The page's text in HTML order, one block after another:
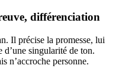
différenciation
Il précise la promesse, lui
singularité de ton.
n’accroche personne.